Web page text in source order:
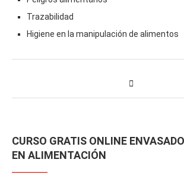
Trazabilidad
Higiene en la manipulación de alimentos
CURSO GRATIS ONLINE
EN ALIMENTACIÓN